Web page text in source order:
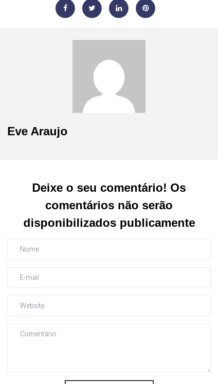
Eve Araujo
Deixe o seu comentário! Os
comentários não serão
disponibilizados publicamente